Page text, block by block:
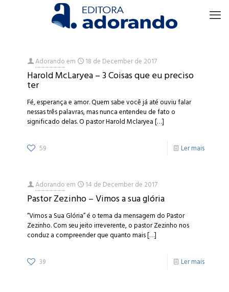
Adorandoem 18 de December de 2017
Harold McLaryea – 3 Coisas que eu preciso
ter
Fé, esperança e amor. Quem sabe você já até ouviu falar
nessas três palavras, mas nunca entendeu de fato o
significado delas. O pastor Harold Mclaryea[…]
59 Ler mais
Adorandoem 14 de December de 2017
Pastor Zezinho – Vimos a sua glória
“Vimos a Sua Glória” é o tema da mensagem do Pastor
Zezinho. Com seu jeito irreverente, o pastor Zezinho nos
conduz a compreender que quanto mais[…]
39 Ler mais